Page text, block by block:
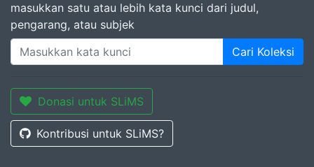
masukkan satu atau lebih kata kunci dari judul,
pengarang, atau subjek
Cari Koleksi
Donasi untuk SLiMS
Kontribusi untuk SLiMS?